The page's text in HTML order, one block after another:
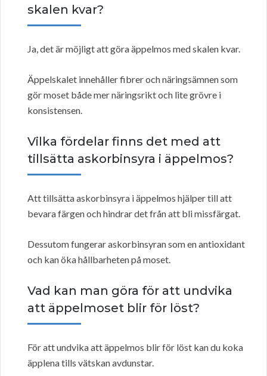
skalen kvar?
Ja, det är möjligt att göra äppelmos med skalen kvar.
Äppelskalet innehåller fibrer och näringsämnen som
gör moset både mer näringsrikt och lite grövre i
konsistensen.
Vilka fördelar finns det med att
tillsätta askorbinsyra i äppelmos?
Att tillsätta askorbinsyra i äppelmos hjälper till att
bevara färgen och hindrar det från att bli missfärgat.
Dessutom fungerar askorbinsyran som en antioxidant
och kan öka hållbarheten på moset.
Vad kan man göra för att undvika
att äppelmoset blir för löst?
För att undvika att äppelmos blir för löst kan du koka
äpplena tills vätskan avdunstar.